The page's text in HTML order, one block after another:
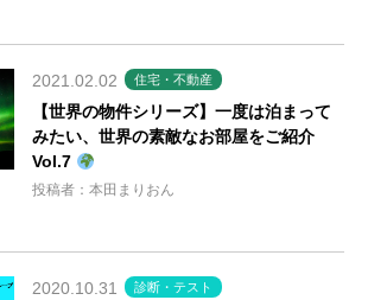
2021.02.02 住宅・不動産
【世界の物件シリーズ】一度は泊まって
みたい、世界の素敵なお部屋をご紹介
Vol.7
投稿者：本田まりおん
2020.10.31 診断・テスト